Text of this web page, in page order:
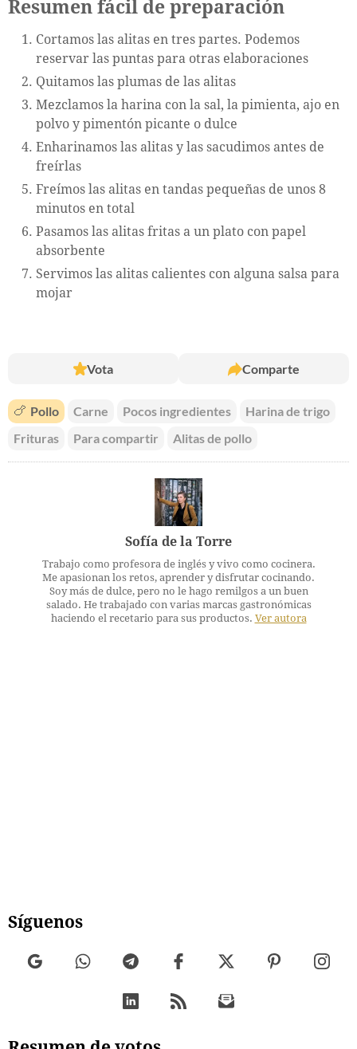
Resumen fácil de preparación
Cortamos las alitas en tres partes. Podemos
reservar las puntas para otras elaboraciones
Quitamos las plumas de las alitas
Mezclamos la harina con la sal, la pimienta, ajo en
polvo y pimentón picante o dulce
Enharinamos las alitas y las sacudimos antes de
freírlas
Freímos las alitas en tandas pequeñas de unos 8
minutos en total
Pasamos las alitas fritas a un plato con papel
absorbente
Servimos las alitas calientes con alguna salsa para
mojar
Vota Comparte
🍗 Pollo Carne Pocos ingredientes
Harina de trigo
Frituras
Para compartir Alitas de pollo
Sofía de la Torre
Trabajo como profesora de inglés y vivo como cocinera.
Me apasionan los retos, aprender y disfrutar cocinando.
Soy más de dulce, pero no le hago remilgos a un buen
salado. He trabajado con varias marcas gastronómicas
haciendo el recetario para sus productos. Ver autora
Síguenos